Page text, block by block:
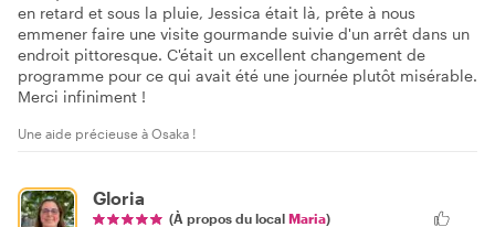
en retard et sous la pluie, Jessica était là, prête à nous
emmener faire une visite gourmande suivie d'un arrêt dans un
endroit pittoresque. C'était un excellent changement de
programme pour ce qui avait été une journée plutôt misérable.
Merci infiniment !
Une aide précieuse à Osaka !
Gloria
(À propos du local Maria)